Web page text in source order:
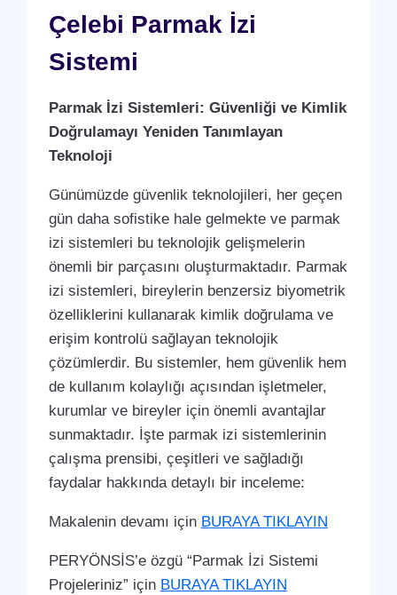
Çelebi Parmak İzi
Sistemi
Parmak İzi Sistemleri: Güvenliği ve Kimlik
Doğrulamayı Yeniden Tanımlayan
Teknoloji
Günümüzde güvenlik teknolojileri, her geçen
gün daha sofistike hale gelmekte ve parmak
izi sistemleri bu teknolojik gelişmelerin
önemli bir parçasını oluşturmaktadır. Parmak
izi sistemleri, bireylerin benzersiz biyometrik
özelliklerini kullanarak kimlik doğrulama ve
erişim kontrolü sağlayan teknolojik
çözümlerdir. Bu sistemler, hem güvenlik hem
de kullanım kolaylığı açısından işletmeler,
kurumlar ve bireyler için önemli avantajlar
sunmaktadır. İşte parmak izi sistemlerinin
çalışma prensibi, çeşitleri ve sağladığı
faydalar hakkında detaylı bir inceleme:
Makalenin devamı için BURAYA TIKLAYIN
PERYÖNSİS’e özgü “Parmak İzi Sistemi
Projeleriniz” için BURAYA TIKLAYIN